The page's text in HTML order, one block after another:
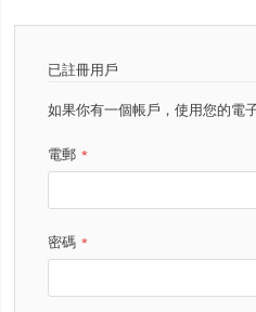
已註冊用戶
如果你有一個帳戶，使用您的電
電郵
密碼